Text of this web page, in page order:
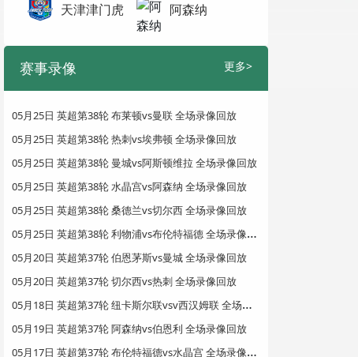
天津津门虎 阿森纳
赛事录像 更多>
05月25日 英超第38轮 布莱顿vs曼联 全场录像回放
05月25日 英超第38轮 热刺vs埃弗顿 全场录像回放
05月25日 英超第38轮 曼城vs阿斯顿维拉 全场录像回放
05月25日 英超第38轮 水晶宫vs阿森纳 全场录像回放
05月25日 英超第38轮 桑德兰vs切尔西 全场录像回放
0
5月25日 英超第38轮 利物浦vs布伦特福德 全场录像回放
05月20日 英超第37轮 伯恩茅斯vs曼城 全场录像回放
05月20日 英超第37轮 切尔西vs热刺 全场录像回放
0
5月18日 英超第37轮 纽卡斯尔联vsv西汉姆联 全场录像回放
05月19日 英超第37轮 阿森纳vs伯恩利 全场录像回放
0
5月17日 英超第37轮 布伦特福德vs水晶宫 全场录像回放